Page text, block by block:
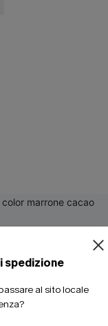
spedizione
al sito locale